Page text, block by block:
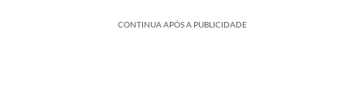
CONTINUA APÓS A PUBLICIDADE